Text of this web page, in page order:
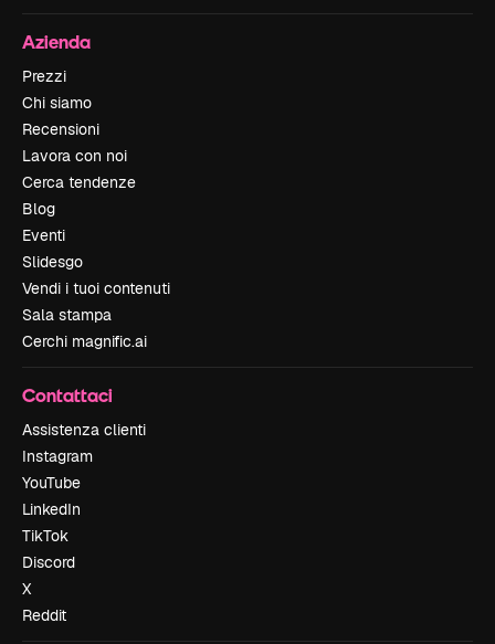
Azienda
Prezzi
Chi siamo
Recensioni
Lavora con noi
Cerca tendenze
Blog
Eventi
Slidesgo
Vendi i tuoi contenuti
Sala stampa
Cerchi magnific.ai
Contattaci
Assistenza clienti
Instagram
YouTube
LinkedIn
TikTok
Discord
X
Reddit